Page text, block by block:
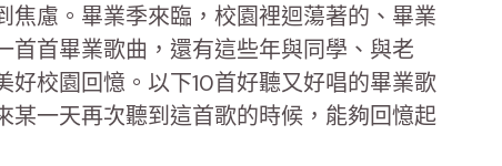
焦慮。畢業季來臨，校園裡迴蕩著的、畢業
首首畢業歌曲，還有這些年與同學、與老
好校園回憶。以下10首好聽又好唱的畢業歌
某一天再次聽到這首歌的時候，能夠回憶起